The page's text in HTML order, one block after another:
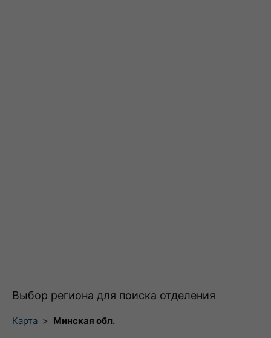
Выбор региона для поиска отделения
Карта > Минская обл.